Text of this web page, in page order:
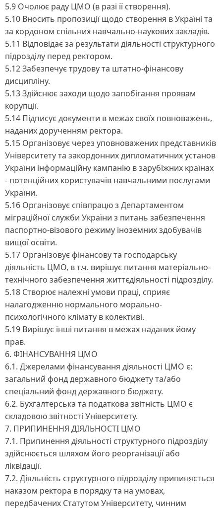
5.9 Очолює раду ЦМО (в разі її створення).
5.10 Вносить пропозиції щодо створення в Україні та
за кордоном спільних навчально-наукових закладів.
5.11 Відповідає за результати діяльності структурного
підрозділу перед ректором.
5.12 Забезпечує трудову та штатно-фінансову
дисципліну.
5.13 Здійснює заходи щодо запобігання проявам
корупції.
5.14 Підписує документи в межах своїх повноважень,
наданих дорученням ректора.
5.15 Організовує через уповноважених представників
Університету та закордонних дипломатичних установ
України інформаційну кампанію в зарубіжних країнах
- потенційних користувачів навчальними послугами
України.
5.16 Організовує співпрацю з Департаментом
міграційної служби України з питань забезпечення
паспортно-візового режиму іноземних здобувачів
вищої освіти.
5.17 Організовує фінансову та господарську
діяльність ЦМО, в т.ч. вирішує питання матеріально-
технічного забезпечення життєдіяльності підрозділу.
5.18 Створює належні умови праці, сприяє
налагодженню нормального морально-
психологічного клімату в колективі.
5.19 Вирішує інші питання в межах наданих йому
прав.
6. ФІНАНСУВАННЯ ЦМО
6.1. Джерелами фінансування діяльності ЦМО є:
загальний фонд державного бюджету та/або
спеціальний фонд державного бюджету.
6.2. Бухгалтерська та податкова звітність ЦМО є
складовою звітності Університету.
7. ПРИПИНЕННЯ ДІЯЛЬНОСТІ ЦМО
7.1. Припинення діяльності структурного підрозділу
здійснюється шляхом його реорганізації або
ліквідації.
7.2. Діяльність структурного підрозділу припиняється
наказом ректора в порядку та на умовах,
передбачених Статутом Університету, чинним